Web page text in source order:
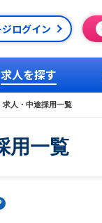
ログイン
求人を探す
求人・中途採用一覧
用一覧